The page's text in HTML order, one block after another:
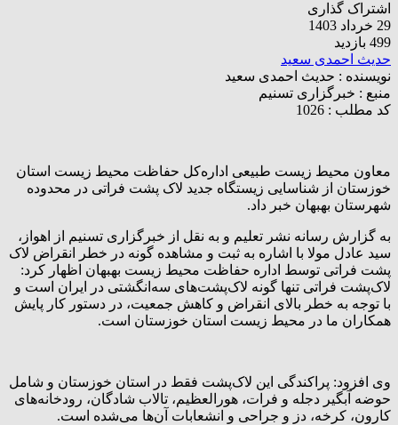
اشتراک گذاری
29 خرداد 1403
499 بازدید
حدیث احمدی سعید
نویسنده : حدیث احمدی سعید
منبع : خبرگزاری تسنیم
کد مطلب : 1026
معاون محیط زیست طبیعی اداره‌کل حفاظت محیط زیست استان
خوزستان از شناسایی زیستگاه جدید لاک پشت فراتی در محدوده
شهرستان بهبهان خبر داد.
به گزارش رسانه نشر تعلیم و به نقل از خبرگزاری تسنیم از اهواز،
سید عادل مولا با اشاره به ثبت و مشاهده گونه در خطر انقراض لاک
پشت فراتی توسط اداره حفاظت محیط زیست بهبهان اظهار کرد:
لاک‌پشت فراتی تنها گونه لاک‌پشت‌های سه‌انگشتی در ایران است و
با توجه به خطر بالای انقراض و کاهش جمعیت، در دستور کار پایش
همکاران ما در محیط زیست استان خوزستان است.
وی افزود: پراکندگی این لاک‌پشت فقط در استان خوزستان و شامل
حوضه آبگیر دجله و فرات، هورالعظیم، تالاب شادگان، رودخانه‌های
کارون، کرخه، دز و جراحی و انشعابات آن‌ها می‌شده است.